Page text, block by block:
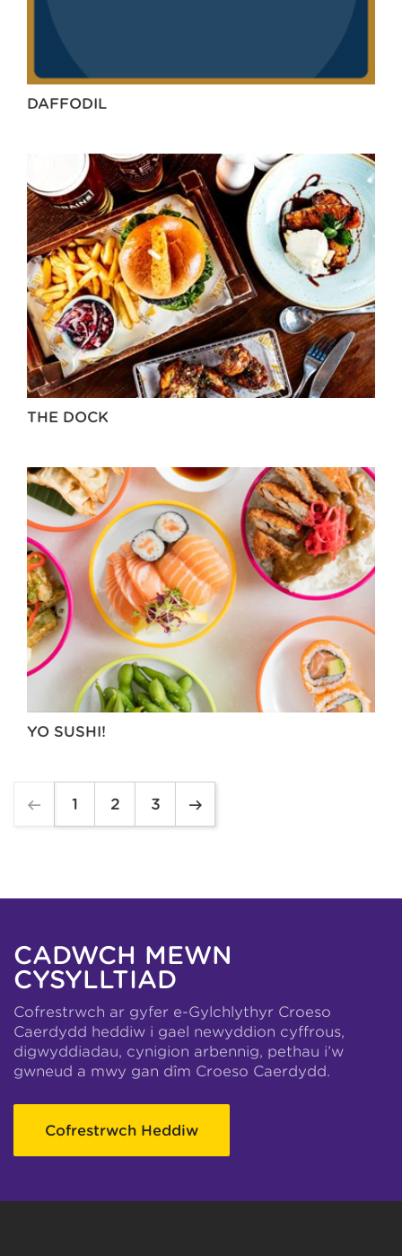
DAFFODIL
THE DOCK
YO SUSHI!
1 2 3
CADWCH MEWN
CYSYLLTIAD
Cofrestrwch ar gyfer e-Gylchlythyr Croeso
Caerdydd heddiw i gael newyddion cyffrous,
digwyddiadau, cynigion arbennig, pethau i’w
gwneud a mwy gan dîm Croeso Caerdydd.
Cofrestrwch Heddiw